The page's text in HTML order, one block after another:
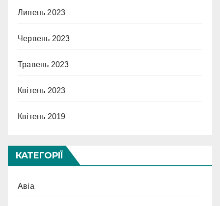
Липень 2023
Червень 2023
Травень 2023
Квітень 2023
Квітень 2019
КАТЕГОРІЇ
Авіа